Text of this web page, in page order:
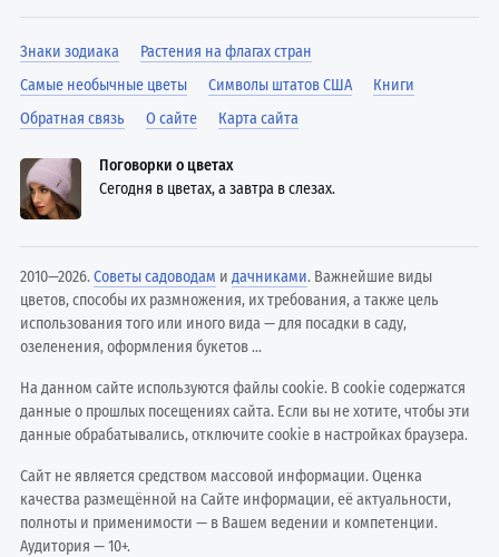
Знаки зодиака
Растения на флагах стран
Самые необычные цветы
Символы штатов США
Книги
Обратная связь
О сайте Карта сайта
Поговорки о цветах
Сегодня в цветах, а завтра в слезах.
2010—2026.Советы садоводам идачниками. Важнейшие виды
цветов, способы их размножения, их требования, а также цель
использования того или иного вида — для посадки в саду,
озеленения, оформления букетов ...
На данном сайте используются файлы cookie. В cookie содержатся
данные о прошлых посещениях сайта. Если вы не хотите, чтобы эти
данные обрабатывались, отключите cookie в настройках браузера.
Сайт не является средством массовой информации. Оценка
качества размещённой на Сайте информации, её актуальности,
полноты и применимости — в Вашем ведении и компетенции.
Аудитория — 10+.